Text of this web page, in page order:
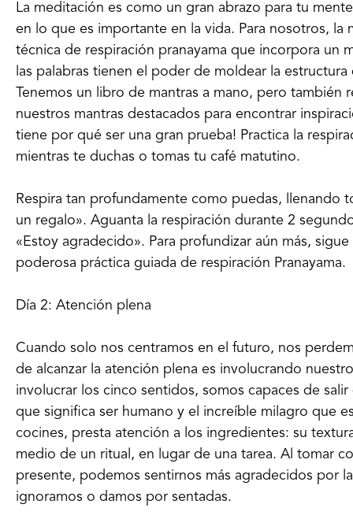
La meditación es como un gran abrazo para tu
en lo que es importante en la vida. Para nosotros, la
técnica de respiración pranayama que incorpora un
las palabras tienen el poder de moldear la
Tenemos un libro de mantras a mano, pero también
nuestros mantras destacados para encontrar
tiene por qué ser una gran prueba! Practica la
mientras te duchas o tomas tu café matutino.
Respira tan profundamente como puedas, llenando
un regalo». Aguanta la respiración durante 2
«Estoy agradecido». Para profundizar aún más,
poderosa práctica guiada de respiración Pranayama.
Día 2: Atención plena
Cuando solo nos centramos en el futuro, nos
de alcanzar la atención plena es involucrando
involucrar los cinco sentidos, somos capaces de
que significa ser humano y el increíble milagro que
cocines, presta atención a los ingredientes: su
medio de un ritual, en lugar de una tarea. Al tomar
presente, podemos sentirnos más agradecidos por
ignoramos o damos por sentadas.